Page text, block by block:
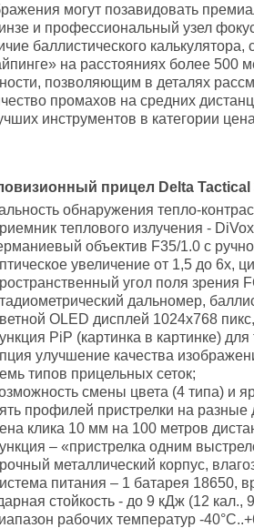
могут позавидовать
и профессиональный узел
баллистического
на расстояниях более 500
позволяющим в деталях
промахов на средних
инструментов в категории
прицел Delta Tactical
обнаружения тепло-
теплового излучения -
объектив F35/1.0 с
увеличение от 1,5 до 6х,
угол поля зрения
дальномер,
OLED дисплей 1024х768
PiP (картинка в картинке)
улучшение качества
типов прицельных сеток;
смены цвета (4 типа) и
профилей пристрелки на разные
клика 10 мм на 100 метров
– «пристрелка одним
металлический корпус,
питания – 1 батарея 18650,
стойкость - до 9 кДж (12 кал.,
рабочих температур -